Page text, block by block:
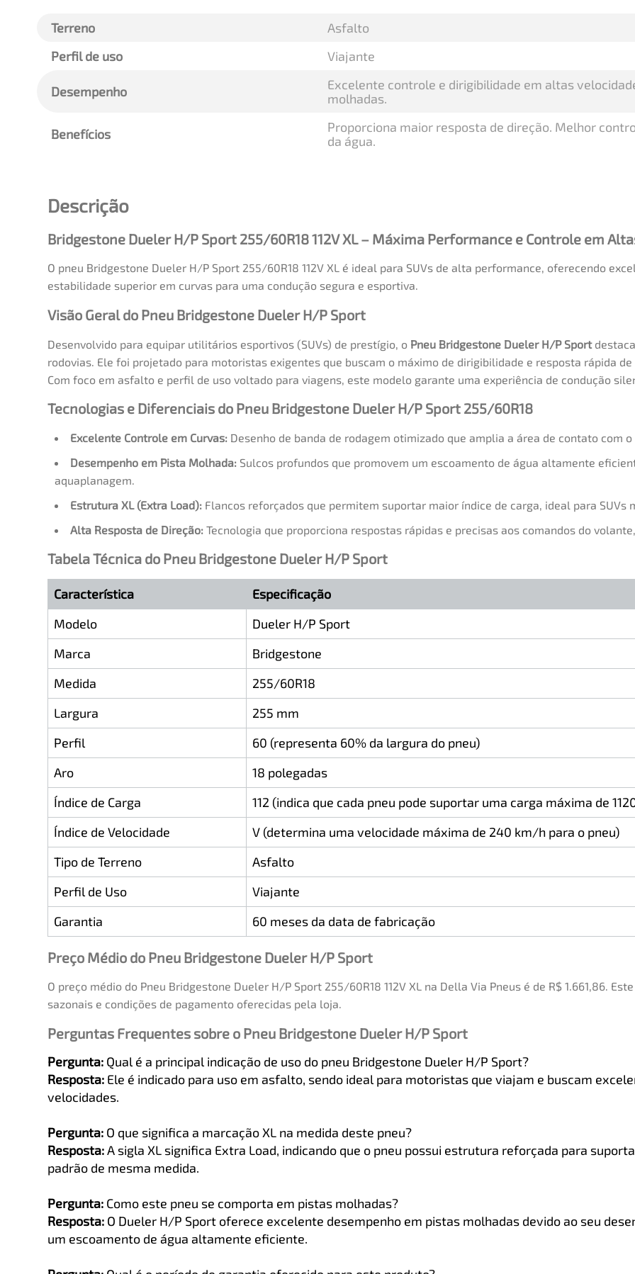
Terreno
Asfalto
Perfil de uso
Viajante
Desempenho
Excelente controle e dirigibilidade em altas
molhadas.
Benefícios
Proporciona maior resposta de direção. Melhor
da água.
Descrição
Bridgestone Dueler H/P Sport 255/60R18 112V XL – Máxima Performance e Controle em
O pneu Bridgestone Dueler H/P Sport 255/60R18 112V XL é ideal para SUVs de alta performance, oferecendo
estabilidade superior em curvas para uma condução segura e esportiva.
Visão Geral do Pneu Bridgestone Dueler H/P Sport
Desenvolvido para equipar utilitários esportivos (SUVs) de prestígio, o Pneu Bridgestone Dueler H/P Sport
rodovias. Ele foi projetado para motoristas exigentes que buscam o máximo de dirigibilidade e resposta rápida
Com foco em asfalto e perfil de uso voltado para viagens, este modelo garante uma experiência de condução
Tecnologias e Diferenciais do Pneu Bridgestone Dueler H/P Sport 255/60R18
Excelente Controle em Curvas: Desenho de banda de rodagem otimizado que amplia a área de contato com
Desempenho em Pista Molhada: Sulcos profundos que promovem um escoamento de água altamente
aquaplanagem.
Estrutura XL (Extra Load): Flancos reforçados que permitem suportar maior índice de carga, ideal para SUVs
Alta Resposta de Direção: Tecnologia que proporciona respostas rápidas e precisas aos comandos do
Tabela Técnica do Pneu Bridgestone Dueler H/P Sport
Característica
Especificação
Modelo
Dueler H/P Sport
Marca
Bridgestone
Medida
255/60R18
Largura
255 mm
Perfil
60 (representa 60% da largura do pneu)
Aro
18 polegadas
Índice de Carga
112 (indica que cada pneu pode suportar uma carga máxima de
Índice de Velocidade
V (determina uma velocidade máxima de 240 km/h para o pneu)
Tipo de Terreno
Asfalto
Perfil de Uso
Viajante
Garantia
60 meses da data de fabricação
Preço Médio do Pneu Bridgestone Dueler H/P Sport
O preço médio do Pneu Bridgestone Dueler H/P Sport 255/60R18 112V XL na Della Via Pneus é de R$ 1.661,86.
sazonais e condições de pagamento oferecidas pela loja.
Perguntas Frequentes sobre o Pneu Bridgestone Dueler H/P Sport
Pergunta: Qual é a principal indicação de uso do pneu Bridgestone Dueler H/P Sport?
Resposta: Ele é indicado para uso em asfalto, sendo ideal para motoristas que viajam e buscam
velocidades.
Pergunta: O que significa a marcação XL na medida deste pneu?
Resposta:A sigla XL significa Extra Load, indicando que o pneu possui estrutura reforçada para
padrão de mesma medida.
Pergunta: Como este pneu se comporta em pistas molhadas?
Resposta: O Dueler H/P Sport oferece excelente desempenho em pistas molhadas devido ao seu
um escoamento de água altamente eficiente.